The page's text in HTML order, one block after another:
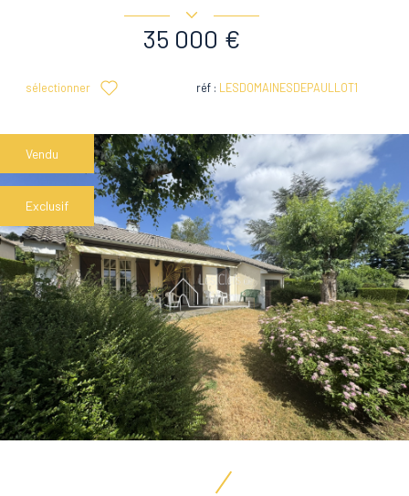
35 000 €
sélectionner réf : LESDOMAINESDEPAULLOT1
Vendu
Exclusif